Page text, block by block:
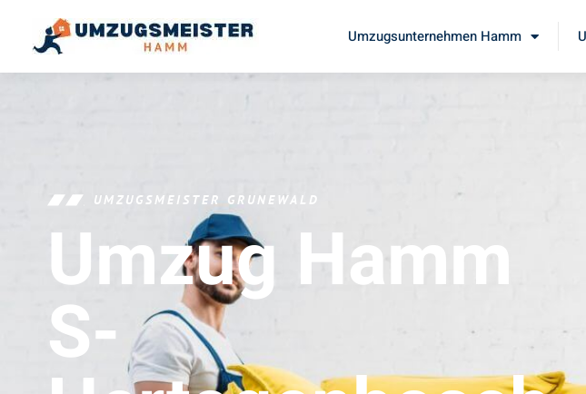
Umzugsunternehmen Hamm
UMZUGSMEISTER GRUNEWALD
Umzug Hamm
S-